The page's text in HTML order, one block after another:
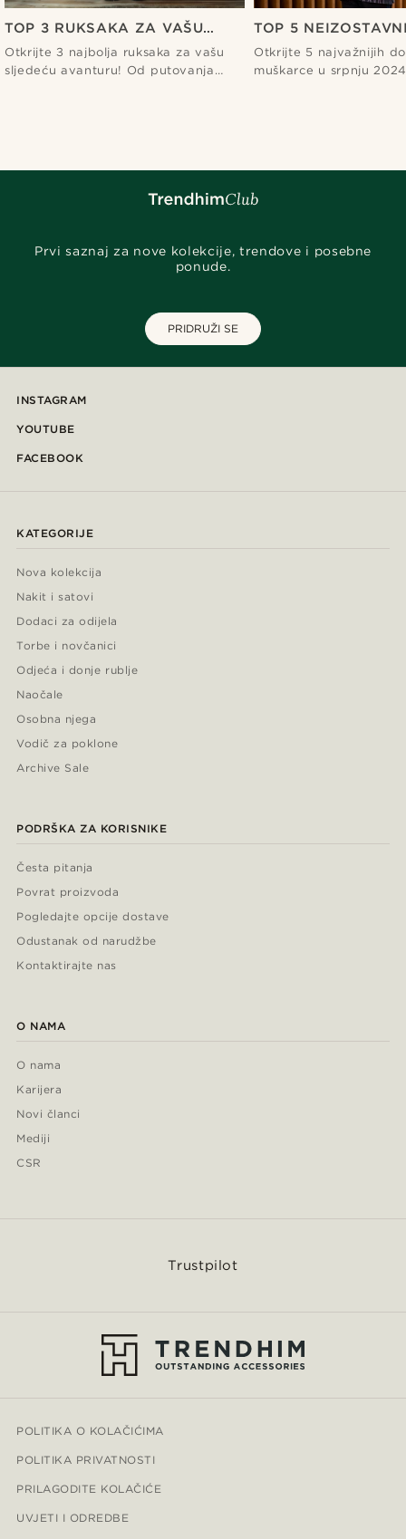
TOP 3 RUKSAKA ZA VAŠU
SLJEDEĆU PUTOVANJE
Otkrijte 3 najbolja ruksaka za vašu
sljedeću avanturu! Od putovanja
TOP 5
DODATAKA ZA
SRPANJ 2024
Otkrijte 5 najvažnijih
muškarce u srpnju
Prvi saznaj za nove kolekcije, trendove i posebne
ponude.
PRIDRUŽI SE
INSTAGRAM
YOUTUBE
FACEBOOK
KATEGORIJE
Nova kolekcija
Nakit i satovi
Dodaci za odijela
Torbe i novčanici
Odjeća i donje rublje
Naočale
Osobna njega
Vodič za poklone
Archive Sale
PODRŠKA ZA KORISNIKE
Česta pitanja
Povrat proizvoda
Pogledajte opcije dostave
Odustanak od narudžbe
Kontaktirajte nas
O NAMA
O nama
Karijera
Novi članci
Mediji
CSR
Trustpilot
POLITIKA O KOLAČIĆIMA
POLITIKA PRIVATNOSTI
PRILAGODITE KOLAČIĆE
UVJETI I ODREDBE